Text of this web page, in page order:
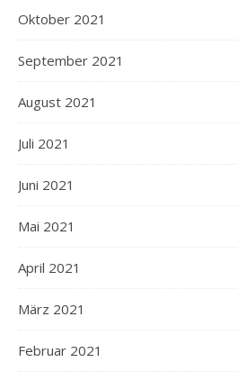
Oktober 2021
September 2021
August 2021
Juli 2021
Juni 2021
Mai 2021
April 2021
März 2021
Februar 2021